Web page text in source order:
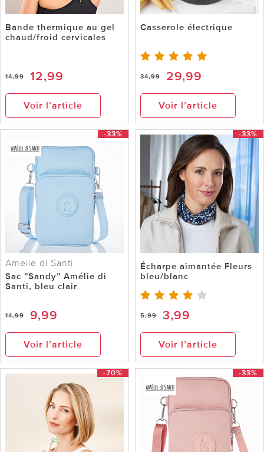
Bande thermique au gel
chaud/froid cervicales
14,99 12,99
Voir l’article
Casserole électrique
34,99 29,99
Voir l’article
-33%
Amelie di Santi
Sac ”Sandy” Amélie di
Santi, bleu clair
14,99 9,99
Voir l’article
-33%
Écharpe aimantée Fleurs
bleu/blanc
5,99 3,99
Voir l’article
-70% -33%